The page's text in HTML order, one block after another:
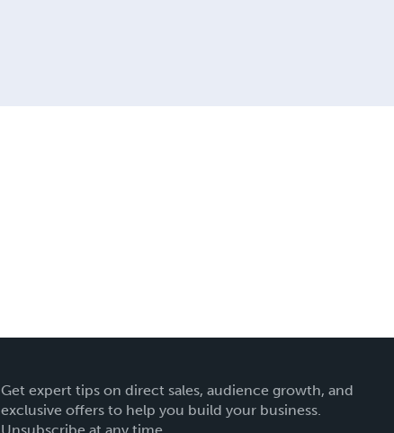
Get expert tips on direct sales, audience growth, and
exclusive offers to help you build your business.